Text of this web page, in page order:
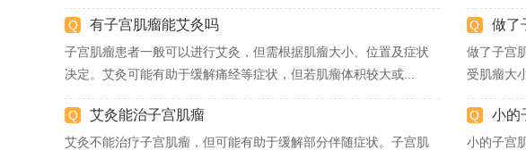
有子宫肌瘤能艾灸吗
子宫肌瘤患者一般可以进行艾灸，但需根据肌瘤大小、位置及症状
决定。艾灸可能有助于缓解痛经等症状，但若肌瘤体积较大或...
做了
做了子宫
受肌瘤大
艾灸能治子宫肌瘤
艾灸不能治疗子宫肌瘤，但可能有助于缓解部分伴随症状。子宫肌
小的
小的子宫